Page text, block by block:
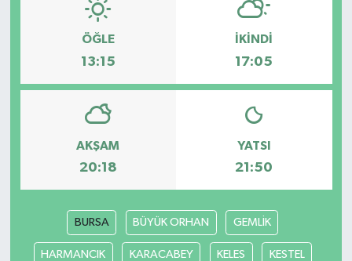
ÖĞLE
13:15
İKINDI
17:05
AKŞAM
20:18
YATSI
21:50
BURSA BÜYÜK ORHAN GEMLİK
HARMANCIK KARACABEY KELES KESTEL